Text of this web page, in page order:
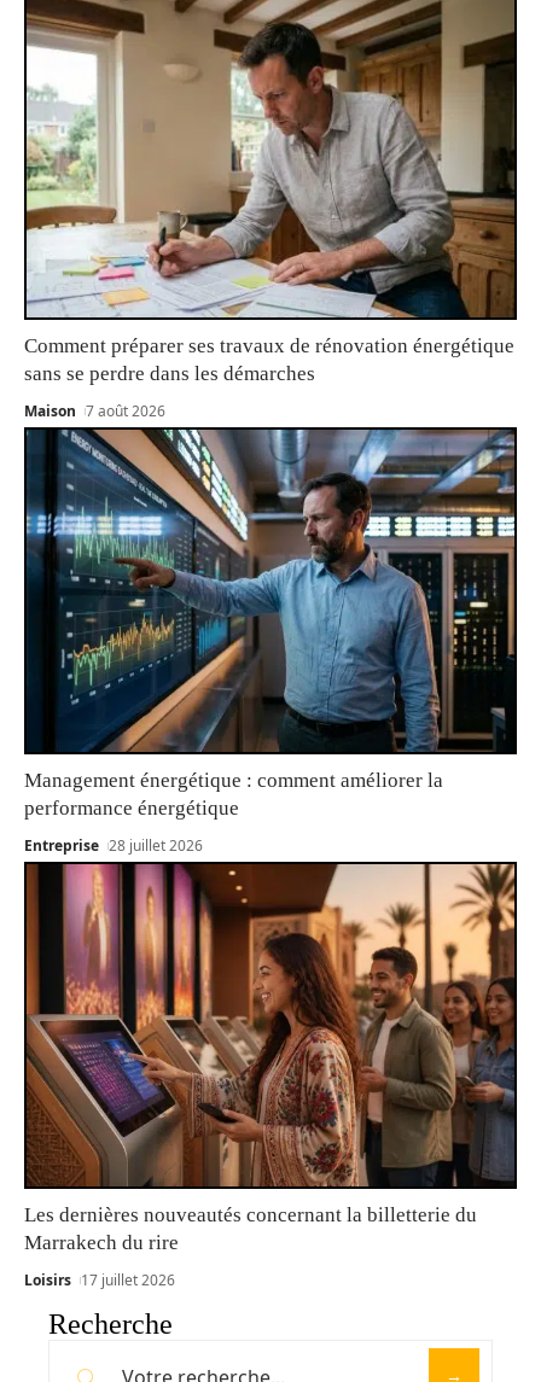
Comment préparer ses travaux de rénovation énergétique
sans se perdre dans les démarches
Maison 7 août 2026
Management énergétique : comment améliorer la
performance énergétique
Entreprise 28 juillet 2026
Les dernières nouveautés concernant la billetterie du
Marrakech du rire
Loisirs 17 juillet 2026
Recherche